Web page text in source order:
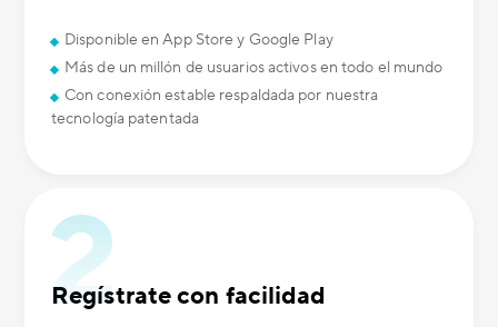
Disponible en App Store y Google Play
Más de un millón de usuarios activos en todo el mundo
Con conexión estable respaldada por nuestra
tecnología patentada
Regístrate con facilidad